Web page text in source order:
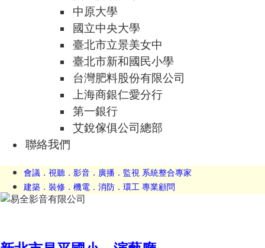
中原大學
國立中央大學
臺北市立景美女中
臺北市新和國民小學
台灣肥料股份有限公司
上海商銀仁愛分行
第一銀行
艾銳傢俱公司總部
聯絡我們
會議．視聽．影音．廣播．監視 系統整合專家
建築．裝修．機電．消防．環工 專業顧問